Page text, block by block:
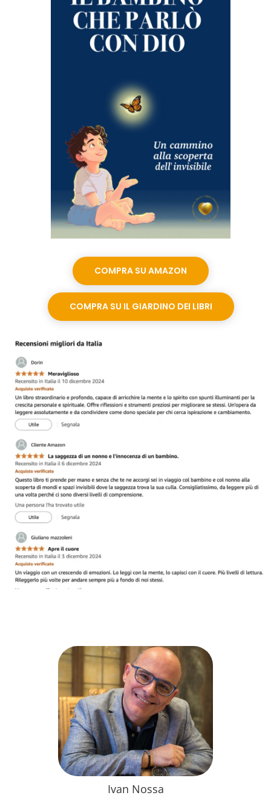
COMPRA SU AMAZON
COMPRA SU IL GIARDINO DEI LIBRI
Ivan Nossa